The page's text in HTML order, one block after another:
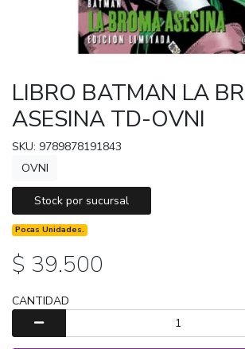
LIBRO BATMAN LA
ASESINA TD-OVNI
SKU: 9789878191843
OVNI
Stock por sucursal
Pocas Unidades.
$ 39.500
CANTIDAD